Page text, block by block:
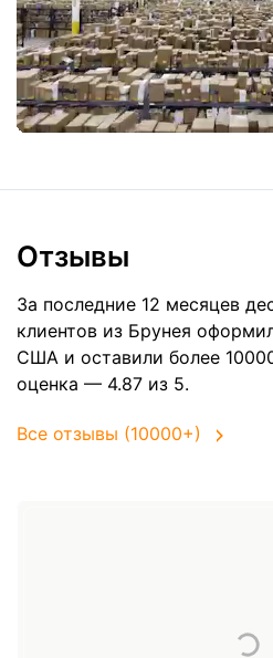
Отзывы
За последние 12 месяцев
клиентов из Брунея
США и оставили более
оценка — 4.87 из 5.
Все отзывы (10000+)